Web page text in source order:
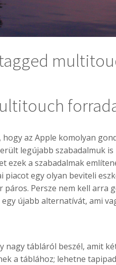
az Apple komolyan
legújabb szabadalmuk
ezek a szabadalmak
piacot egy olyan beviteli
páros. Persze nem kell arra
újabb alternatívát, ami
nagy tábláról beszél, amit
a táblához; lehetne